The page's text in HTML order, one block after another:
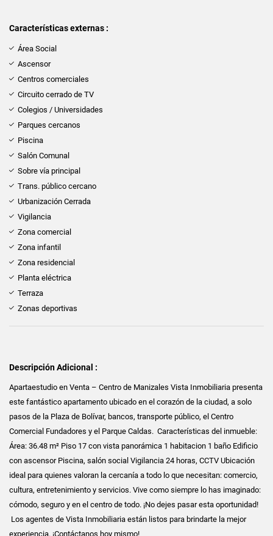
Características externas :
Área Social
Ascensor
Centros comerciales
Circuito cerrado de TV
Colegios / Universidades
Parques cercanos
Piscina
Salón Comunal
Sobre vía principal
Trans. público cercano
Urbanización Cerrada
Vigilancia
Zona comercial
Zona infantil
Zona residencial
Planta eléctrica
Terraza
Zonas deportivas
Descripción Adicional :
Apartaestudio en Venta – Centro de Manizales Vista Inmobiliaria presenta
este fantástico apartamento ubicado en el corazón de la ciudad, a solo
pasos de la Plaza de Bolívar, bancos, transporte público, el Centro
Comercial Fundadores y el Parque Caldas. Características del inmueble:
Área: 36.48 m² Piso 17 con vista panorámica 1 habitacion 1 baño Edificio
con ascensor Piscina, salón social Vigilancia 24 horas, CCTV Ubicación
ideal para quienes valoran la cercanía a todo lo que necesitan: comercio,
cultura, entretenimiento y servicios. Vive como siempre lo has imaginado:
cómodo, seguro y en el centro de todo. ¡No dejes pasar esta oportunidad!
Los agentes de Vista Inmobiliaria están listos para brindarte la mejor
experiencia. ¡Contáctanos hoy mismo!